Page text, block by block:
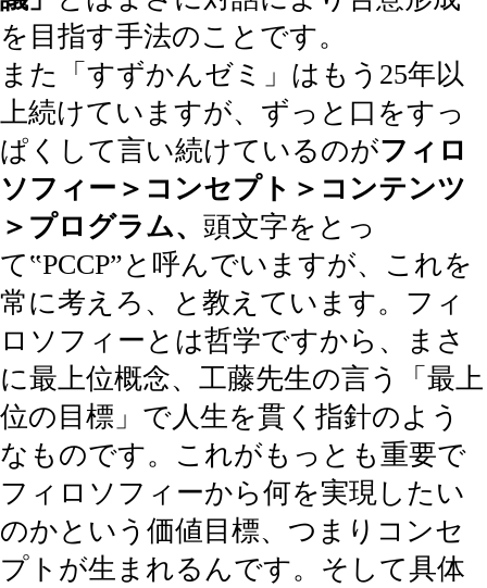
を目指す手法のことです。
また「すずかんゼミ」はもう25年以
上続けていますが、ずっと口をすっ
ぱくして言い続けているのがフィロ
ソフィー＞コンセプト＞コンテンツ
＞プログラム、 頭文字をとっ
て‟PCCP”と呼んでいますが、これを
常に考えろ、と教えています。フィ
ロソフィーとは哲学ですから、まさ
に最上位概念、工藤先生の言う「最上
位の目標」で人生を貫く指針のよう
なものです。これがもっとも重要で
フィロソフィーから何を実現したい
のかという価値目標、つまりコンセ
プトが生まれるんです。そして具体